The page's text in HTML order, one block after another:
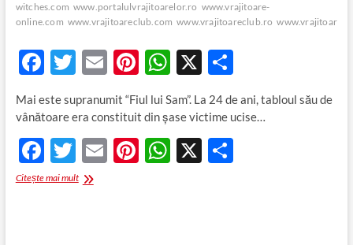
witches.com www.portalulvrajitoarelor.ro www.vrajitoare-
online.com www.vrajitoareclub.com www.vrajitoareclub.ro
F
ac
e
b
o
o
T
itt
er
E
m
ail
Pi
nt
er
es
t
W
h
at
s
A
X P
ar
ta
je
az
Mai este supranumit “Fiul lui Sam”. La 24 de ani, tabloul său de
vânătoare era constituit din șase victime ucise…
F
ac
T
w
E Pi WX P
Citește mai multDavid